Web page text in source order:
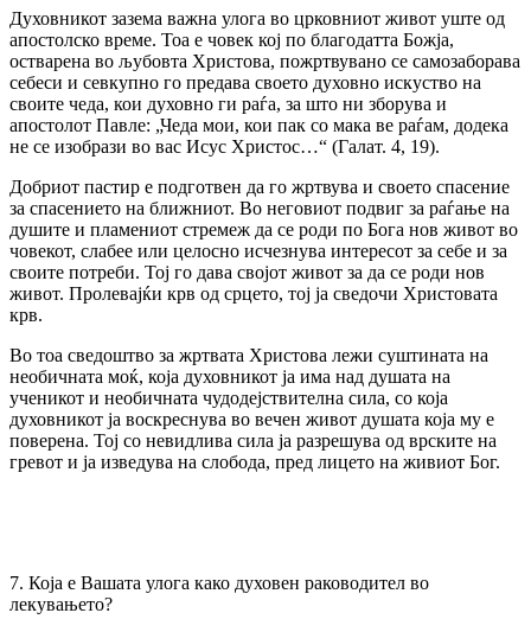
Духовникот зазема важна улога во црковниот живот уште од
апостолско време. Тоа е човек кој по благодатта Божја,
остварена во љубовта Христова, пожртвувано се самозаборава
себеси и севкупно го предава своето духовно искуство на
своите чеда, кои духовно ги раѓа, за што ни зборува и
апостолот Павле: „Чеда мои, кои пак со мака ве раѓам, додека
не се изобрази во вас Исус Христос…“ (Галат. 4, 19).
Добриот пастир е подготвен да го жртвува и своето спасение
за спасението на ближниот. Во неговиот подвиг за раѓање на
душите и пламениот стремеж да се роди по Бога нов живот во
човекот, слабее или целосно исчезнува интересот за себе и за
своите потреби. Тој го дава својот живот за да се роди нов
живот. Пролевајќи крв од срцето, тој ја сведочи Христовата
крв.
Во тоа сведоштво за жртвата Христова лежи суштината на
необичната моќ, која духовникот ја има над душата на
ученикот и необичната чудодејствителна сила, со која
духовникот ја воскреснува во вечен живот душата која му е
поверена. Тој со невидлива сила ја разрешува од врските на
гревот и ја изведува на слобода, пред лицето на живиот Бог.
7. Која е Вашата улога како духовен раководител во
лекувањето?